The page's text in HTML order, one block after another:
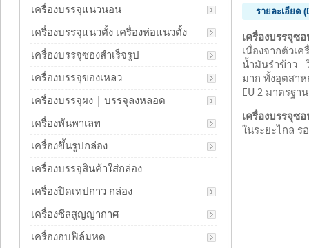
รายละเอียด
เครื่องบรรจุซอ
เนื่องจากตัวเ
น้ำมันรำข้าว
มาก ทั้งอุตสา
EU 2 มาตรฐ
เครื่องบรรจุซอ
ในระยะไกล ร
เครื่องบรรจุแนวนอน
เครื่องบรรจุแนวตั้ง เครื่องห่อแนวตั้ง
เครื่องบรรจุซองสำเร็จรูป
เครื่องบรรจุของเหลว
เครื่องบรรจุผง | บรรจุลงหลอด
เครื่องพันพาเลท
เครื่องขึ้นรูปกล่อง
เครื่องบรรจุสินค้าใส่กล่อง
เครื่องปิดเทปกาว กล่อง
เครื่องซีลสูญญากาศ
เครื่องอบฟิล์มหด